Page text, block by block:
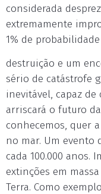
considerada
extremamente
1% de
destruição e um
sério de catástrofe
inevitável, capaz
arriscará o futuro
conhecemos, quer
no mar. Um evento
cada 100.000 anos.
extinções em
Terra. Como